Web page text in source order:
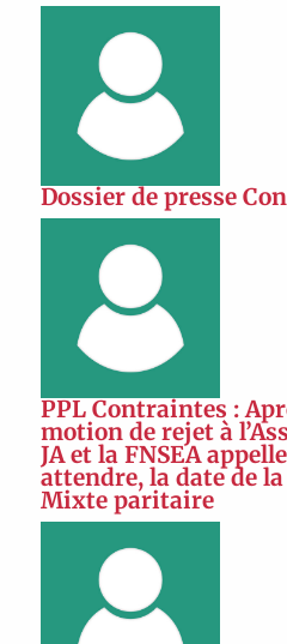
Dossier de presse
PPL Contraintes :
motion de rejet à
JA et la FNSEA
attendre, la date de
Mixte paritaire